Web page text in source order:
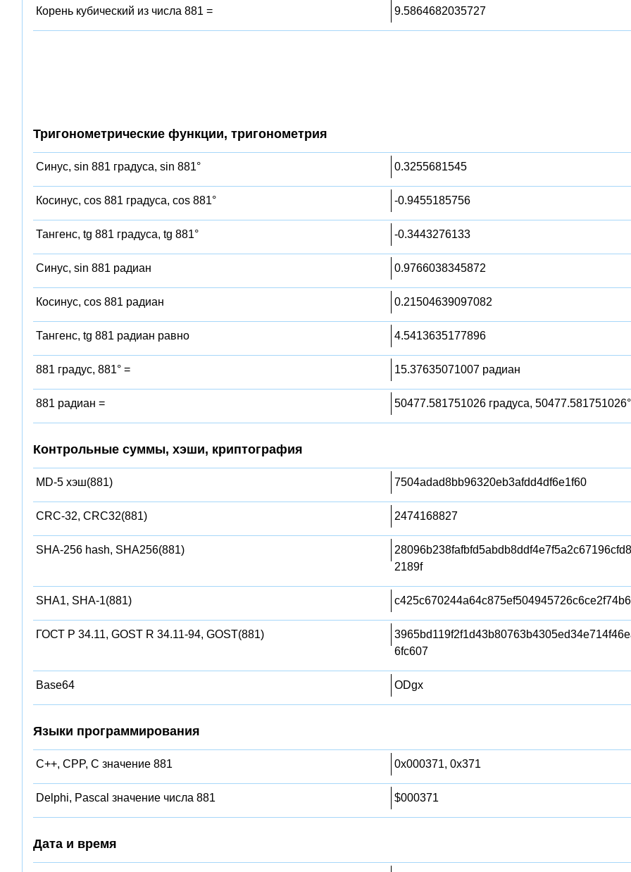
Корень кубический из числа 881 = 9.5864682035727
Тригонометрические функции, тригонометрия
Синус, sin 881 градуса, sin 881° 0.3255681545
Косинус, cos 881 градуса, cos 881° -0.9455185756
Тангенс, tg 881 градуса, tg 881° -0.3443276133
Синус, sin 881 радиан 0.9766038345872
Косинус, cos 881 радиан 0.21504639097082
Тангенс, tg 881 радиан равно 4.5413635177896
881 градус, 881° = 15.37635071007 радиан
881 радиан = 50477.581751026 градуса, 50477.581751026°
Контрольные суммы, хэши, криптография
MD-5 хэш(881) 7504adad8bb96320eb3afdd4df6e1f60
CRC-32, CRC32(881) 2474168827
SHA-256 hash, SHA256(881)
2189f
SHA1, SHA-1(881)
ГОСТ Р 34.11, GOST R 34.11-94, GOST(881)
6fc607
Base64 ODgx
Языки программирования
C++, CPP, C значение 881 0x000371, 0x371
Delphi, Pascal значение числа 881 $000371
Дата и время